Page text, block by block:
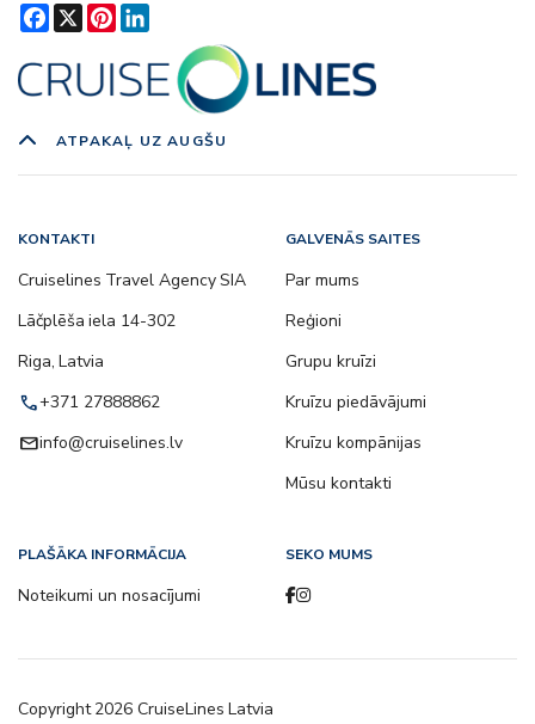
Facebook
X Pinterest
ATPAKAĻ UZ AUGŠU
KONTAKTI
Cruiselines Travel Agency SIA
Lāčplēša iela 14-302
Riga, Latvia
call+371 27888862
emailinfo@cruiselines.lv
GALVENĀS SAITES
Par mums
Reģioni
Grupu kruīzi
Kruīzu piedāvājumi
Kruīzu kompānijas
Mūsu kontakti
PLAŠĀKA INFORMĀCIJA
Noteikumi un nosacījumi
SEKO MUMS
Copyright2026 CruiseLines Latvia